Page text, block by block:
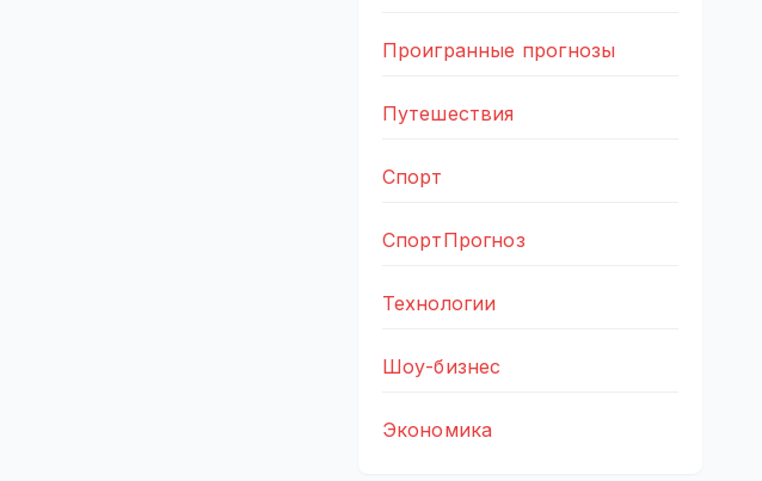
Проигранные прогнозы
Путешествия
Спорт
СпортПрогноз
Технологии
Шоу-бизнес
Экономика